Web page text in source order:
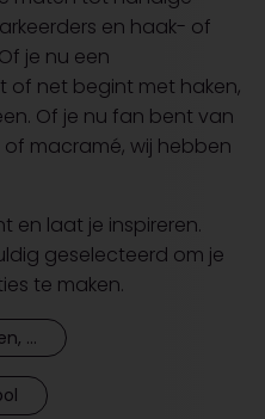
en haak- of
je nu een
of net begint met haken,
Of je nu fan bent van
macramé, wij hebben
en laat je inspireren.
geselecteerd om je
te maken.
...